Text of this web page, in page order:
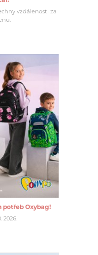
vzdálenosti za
potřeb Oxybag!
2026.